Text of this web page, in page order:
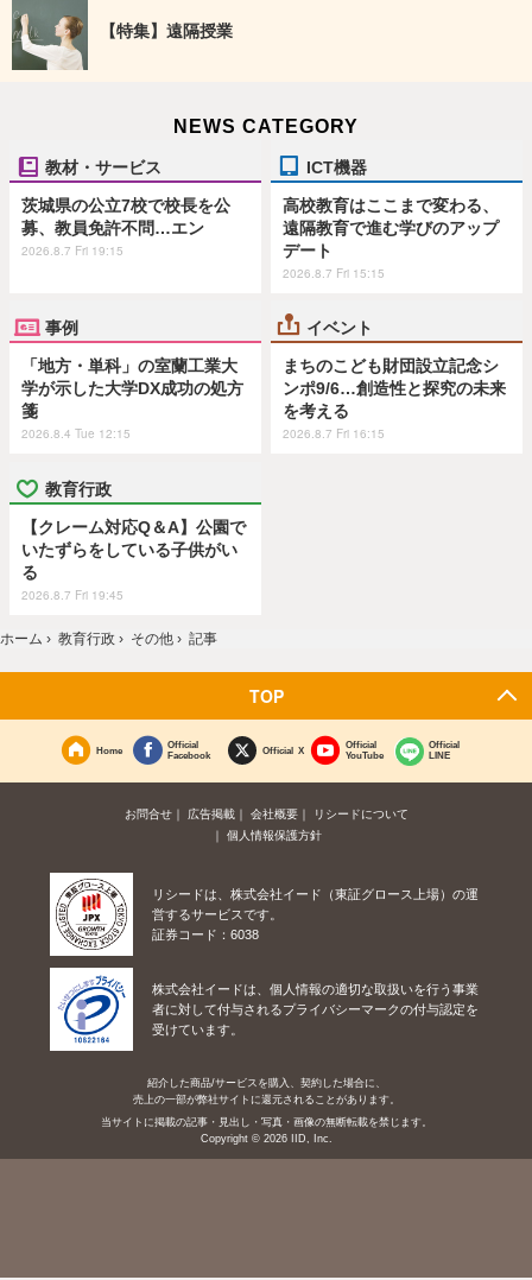
【特集】遠隔授業
NEWS CATEGORY
教材・サービス
茨城県の公立7校で校長を公
募、教員免許不問…エン
2026.8.7 Fri 19:15
ICT機器
高校教育はここまで変わる、
遠隔教育で進む学びのアップ
デート
2026.8.7 Fri 15:15
事例
「地方・単科」の室蘭工業大
学が示した大学DX成功の処方
箋
2026.8.4 Tue 12:15
イベント
まちのこども財団設立記念シ
ンポ9/6…創造性と探究の未来
を考える
2026.8.7 Fri 16:15
教育行政
【クレーム対応Q＆A】公園で
いたずらをしている子供がい
る
2026.8.7 Fri 19:45
ホーム › 教育行政 › その他 › 記事
TOP
Home
Official
Facebook
Official X
Official
YouTube
Official
LINE
お問合せ 広告掲載 会社概要
リシードについて
個人情報保護方針
リシードは、株式会社イード（東証グロース上場）の運
営するサービスです。
証券コード：6038
株式会社イードは、個人情報の適切な取扱いを行う事業
者に対して付与されるプライバシーマークの付与認定を
受けています。
紹介した商品/サービスを購入、契約した場合に、
売上の一部が弊社サイトに還元されることがあります。
当サイトに掲載の記事・見出し・写真・画像の無断転載を禁じます。
Copyright © 2026 IID, Inc.